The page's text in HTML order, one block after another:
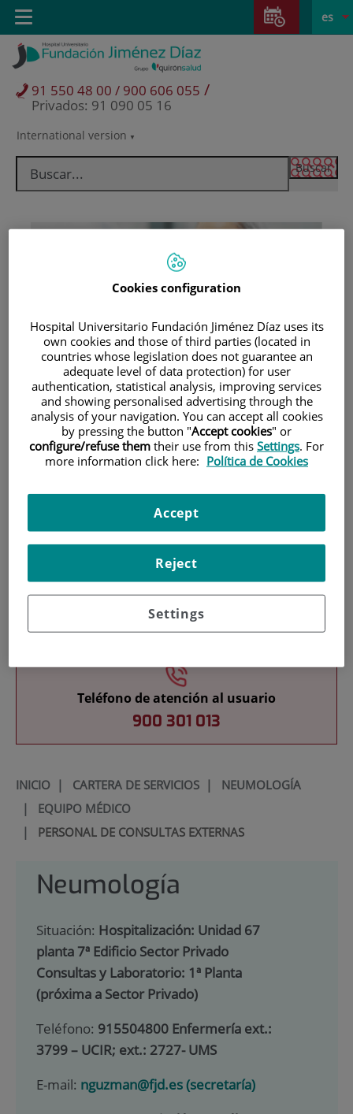
Saltar al contenido
Saltar
contenido
Selector
idioma
activo
es
International version
91 550 48 00 / 900 606 055 /
Privados: 91 090 05 16
Toggle
navigation
Pacientes y visitantes
Teléfono de atención al usuario
900 301 013
INICIO| CARTERA DE SERVICIOS| NEUMOLOGÍA
| EQUIPO MÉDICO
| PERSONAL DE CONSULTAS EXTERNAS
Neumología
Situación: Hospitalización: Unidad 67
planta 7ª Edificio Sector Privado
Consultas y Laboratorio: 1ª Planta
(próxima a Sector Privado)
Teléfono: 915504800 Enfermería ext.:
3799 – UCIR; ext.: 2727- UMS
E-mail: nguzman@fjd.es (secretaría)
Cookies configuration
Hospital Universitario Fundación Jiménez Díaz uses its
own cookies and those of third parties (located in
countries whose legislation does not guarantee an
adequate level of data protection) for user
authentication, statistical analysis, improving services
and showing personalised advertising through the
analysis of your navigation. You can accept all cookies
by pressing the button "Accept cookies" or
configure/refuse them their use from this Settings. For
more information click here: Política de Cookies
Settings
Reject
Accept